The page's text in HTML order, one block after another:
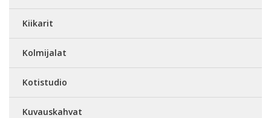
Kiikarit
Kolmijalat
Kotistudio
Kuvauskahvat